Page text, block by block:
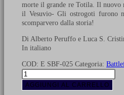
morte il grande re Totila. Il nuovo
il Vesuvio- Gli ostrogoti furono
scomparvero dalla storia!
Di Alberto Peruffo e Luca S.
In italiano
COD: E SBF-025 Categoria:
Le
ultime
battaglie
AGGIUNGI AL CARRELLO